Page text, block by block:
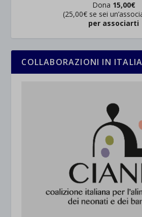
Dona 15,00€
(25,00€ se sei
per associarti
COLLABORAZIONI IN ITALIA